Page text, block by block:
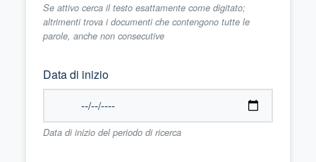
Se attivo cerca il testo esattamente come digitato;
altrimenti trova i documenti che contengono tutte le
parole, anche non consecutive
Data di inizio
Data di inizio del periodo di ricerca